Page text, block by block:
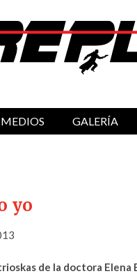
GALERÍA
yo
de la doctora Elena